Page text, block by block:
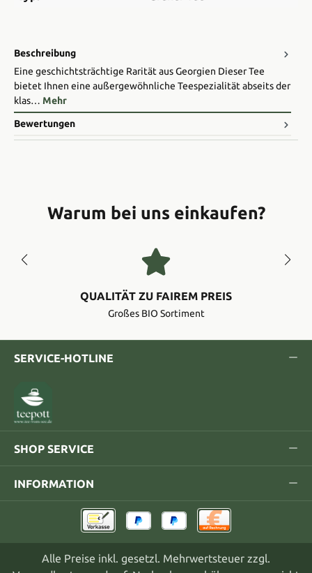
Beschreibung
Eine geschichtsträchtige Rarität aus Georgien Dieser Tee
bietet Ihnen eine außergewöhnliche Teespezialität abseits der
klas… Mehr
Bewertungen
Warum bei uns einkaufen?
QUALITÄT ZU FAIREM PREIS
Großes BIO Sortiment
SERVICE-HOTLINE
SHOP SERVICE
INFORMATION
Alle Preise inkl. gesetzl. Mehrwertsteuer zzgl.